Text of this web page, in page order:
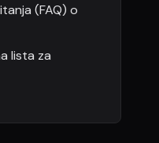
(FAQ) o
lista za